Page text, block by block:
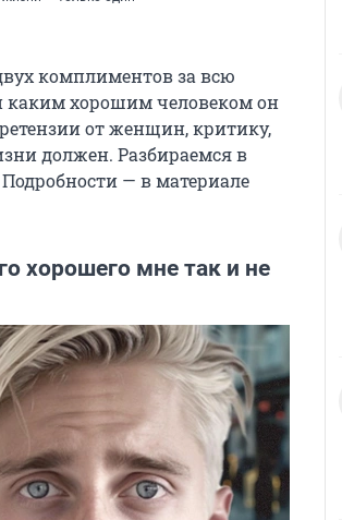
комплиментов за всю
хорошим человеком он
от женщин, критику,
должен. Разбираемся в
— в материале
хорошего мне так и не